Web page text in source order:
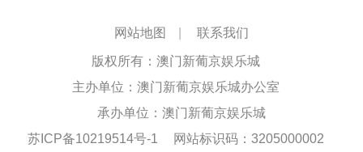
网站地图 联系我们
版权所有：澳门新葡京娱乐城
主办单位：澳门新葡京娱乐城办公室
承办单位：澳门新葡京娱乐城
苏ICP备10219514号-1
网站标识码：3205000002